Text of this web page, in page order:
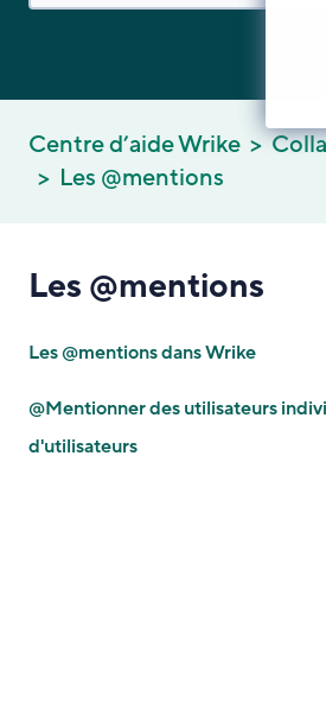
Centre d’aide Wrike
Les @mentions
Les @mentions
Les @mentions dans Wrike
@Mentionner des utilisateurs
d'utilisateurs